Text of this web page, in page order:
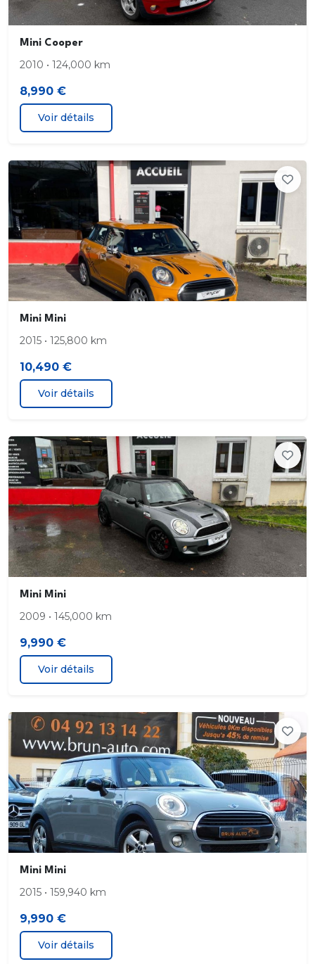
Mini Cooper
2010 • 124,000 km
8,990 €
Voir détails
Mini Mini
2015 • 125,800 km
10,490 €
Voir détails
Mini Mini
2009 • 145,000 km
9,990 €
Voir détails
Mini Mini
2015 • 159,940 km
9,990 €
Voir détails